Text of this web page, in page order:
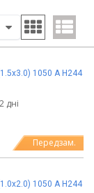
1050 А Н244
дні
Передзам.
1050 А Н244